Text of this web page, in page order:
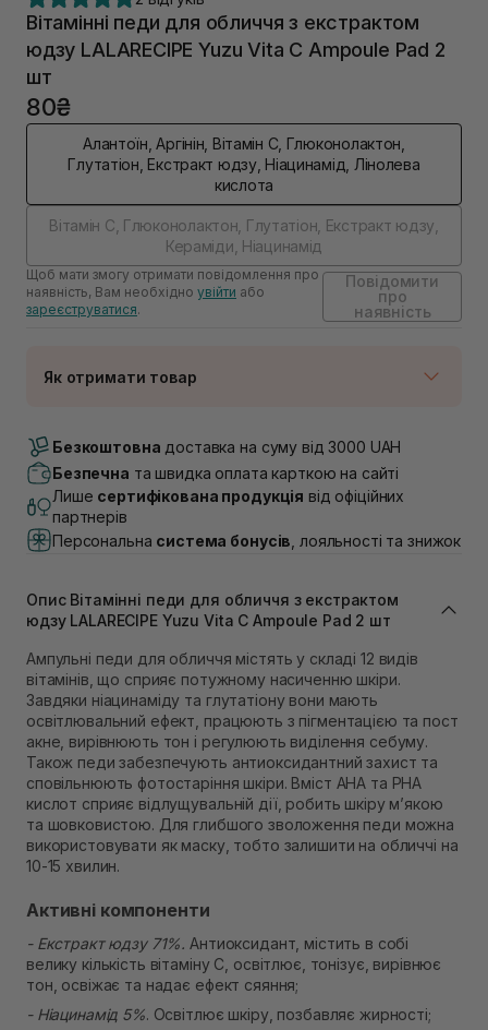
Вітамінні педи для обличчя з екстрактом
юдзу LALARECIPE Yuzu Vita C Ampoule Pad 2
шт
80₴
Алантоїн, Аргінін, Вітамін C, Глюконолактон,
Глутатіон, Екстракт юдзу, Ніацинамід, Лінолева
кислота
Вітамін C, Глюконолактон, Глутатіон, Екстракт юдзу,
Кераміди, Ніацинамід
Щоб мати змогу отримати повідомлення про
наявність, Вам необхідно увійти або
зареєструватися.
Повідомити
про
наявність
Як отримати товар
Немає в наявності!
Немає в наявності!
Самовивіз м. Львів, вул. Академіка Підстригача, 1В
(Duck’s Lake)
Немає в наявності!
Самовивіз м. Львів, вул. Степана Бандери 45
Немає в наявності!
Самовивіз м. Рівне, вул. 16-го Липня, 15
Немає в наявності!
Самовивіз м. Рівне, вул. Кулика і Гудачека 23 (ТЦ
Екватор)
Немає в наявності!
Безкоштовна доставка на суму від 3000 UAH
Безпечна та швидка оплата карткою на сайті
Лише сертифікована продукція від офіційних
партнерів
Персональна система бонусів , лояльності та знижок
Опис Вітамінні педи для обличчя з екстрактом
юдзу LALARECIPE Yuzu Vita C Ampoule Pad 2 шт
Ампульні педи для обличчя містять у складі 12 видів
вітамінів, що сприяє потужному насиченню шкіри.
Завдяки ніацинаміду та глутатіону вони мають
освітлювальний ефект, працюють з пігментацією та пост
акне, вирівнюють тон і регулюють виділення себуму.
Також педи забезпечують антиоксидантний захист та
сповільнюють фотостаріння шкіри. Вміст АНА та РНА
кислот сприяє відлущувальній дії, робить шкіру мʼякою
та шовковистою. Для глибшого зволоження педи можна
використовувати як маску, тобто залишити на обличчі на
10-15 хвилин.
Активні компоненти
- Екстракт юдзу 71%. Антиоксидант, містить в собі
велику кількість вітаміну С, освітлює, тонізує, вирівнює
тон, освіжає та надає ефект сяяння;
- Ніацинамід 5%. Освітлює шкіру, позбавляє жирності;